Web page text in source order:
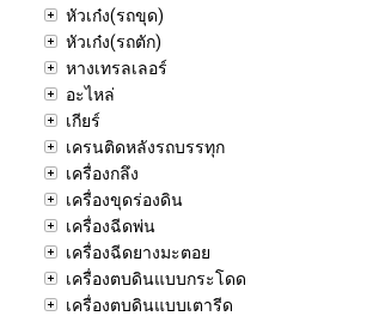
หัวเก๋ง(รถขุด)
หัวเก๋ง(รถตัก)
หางเทรลเลอร์
อะไหล่
เกียร์
เครนติดหลังรถบรรทุก
เครื่องกลึง
เครื่องขุดร่องดิน
เครื่องฉีดพ่น
เครื่องฉีดยางมะตอย
เครื่องตบดินแบบกระโดด
เครื่องตบดินแบบเตารีด